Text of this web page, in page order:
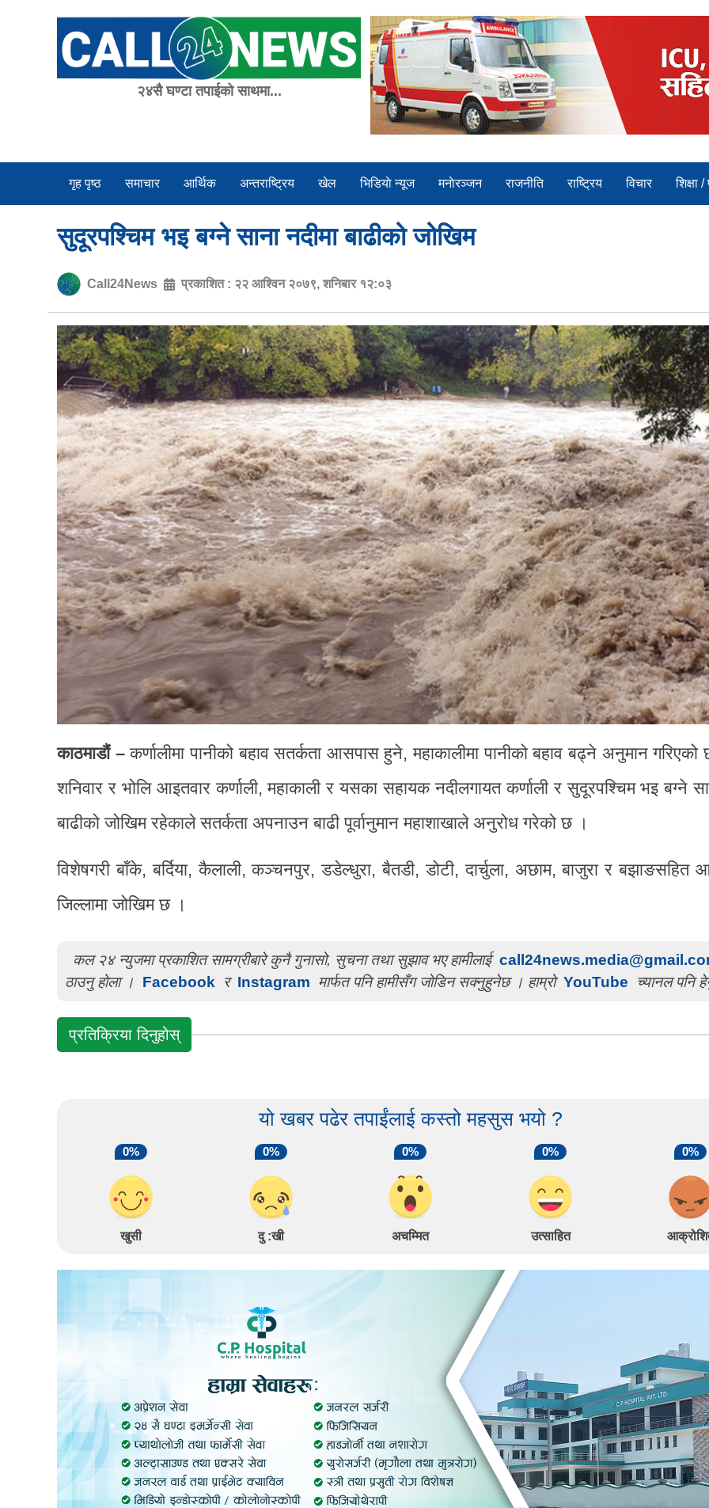
२४सै घण्टा तपाईको साथमा...
गृह पृष्ठ समाचार आर्थिक अन्तराष्ट्रिय खेल भिडियाे न्यूज मनाेरञ्जन राजनीति राष्ट्रिय विचार शिक्षा /
सुदूरपश्चिम भइ बग्ने साना नदीमा बाढीको जोखिम
Call24News प्रकाशित : २२ आश्विन २०७९, शनिबार १२:०३
काठमाडौं –कर्णालीमा पानीको बहाव सतर्कता आसपास हुने, महाकालीमा पानीको बहाव बढ्ने अनुमान
शनिवार र भोलि आइतवार कर्णाली, महाकाली र यसका सहायक नदीलगायत कर्णाली र सुदूरपश्चिम भइ बग्ने
बाढीको जोखिम रहेकाले सतर्कता अपनाउन बाढी पूर्वानुमान महाशाखाले अनुरोध गरेको छ ।
विशेषगरी बाँके, बर्दिया, कैलाली, कञ्चनपुर, डडेल्धुरा, बैतडी, डोटी, दार्चुला, अछाम, बाजुरा र बझाङसहित
जिल्लामा जोखिम छ ।
कल २४ न्युजमा प्रकाशित सामग्रीबारे कुनै गुनासो, सुचना तथा सुझाव भए हामीलाई
ठाउनु होला ।
Facebook र Instagram मार्फत पनि हामीसँग जोडिन सक्नुहुनेछ । हाम्रो YouTube च्यानल पनि
प्रतिक्रिया दिनुहोस्
यो खबर पढेर तपाईंलाई कस्तो महसुस भयो ?
0%
खुसी
0%
दु :खी
0%
अचम्मित
0%
उत्साहित
0%